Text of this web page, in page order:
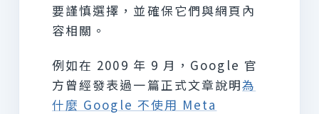
要謹慎選擇，並確保它們與網頁內
容相關。
例如在 2009 年 9 月，Google 官
方曾經發表過一篇正式文章說明為
什麼 Google 不使用 Meta